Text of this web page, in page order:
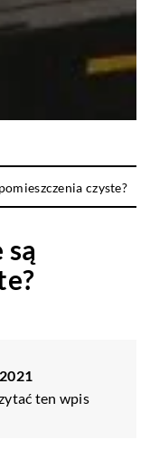
czyste?
ten wpis